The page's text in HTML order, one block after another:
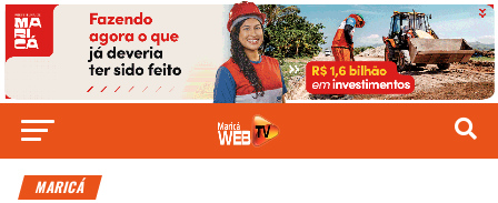
MARICÁ